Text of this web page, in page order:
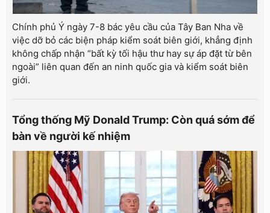
Chính phủ Ý ngày 7-8 bác yêu cầu của Tây Ban Nha về
việc dỡ bỏ các biện pháp kiểm soát biên giới, khẳng định
không chấp nhận “bất kỳ tối hậu thư hay sự áp đặt từ bên
ngoài” liên quan đến an ninh quốc gia và kiểm soát biên
giới.
Tổng thống Mỹ Donald Trump: Còn quá sớm để
bàn về người kế nhiệm